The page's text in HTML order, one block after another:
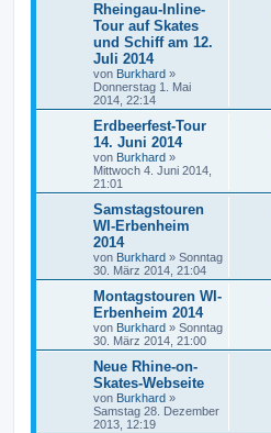
Rheingau-Inline-
Tour auf Skates
und Schiff am 12.
Juli 2014
von Burkhard »
Donnerstag 1. Mai
2014, 22:14
Erdbeerfest-Tour
14. Juni 2014
von Burkhard »
Mittwoch 4. Juni 2014,
21:01
Samstagstouren
WI-Erbenheim
2014
von Burkhard » Sonntag
30. März 2014, 21:04
Montagstouren WI-
Erbenheim 2014
von Burkhard » Sonntag
30. März 2014, 21:00
Neue Rhine-on-
Skates-Webseite
von Burkhard »
Samstag 28. Dezember
2013, 12:19